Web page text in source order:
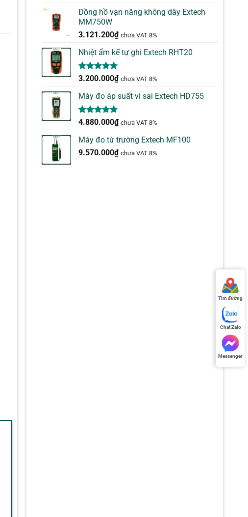
Đồng hồ vạn năng không dây Extech
MM750W
3.121.200₫ chưa VAT 8%
Nhiệt ẩm kế tự ghi Extech RHT20
5.00trên 5
2
đánh giá
3.200.000₫ chưa VAT 8%
Máy đo áp suất vi sai Extech HD755
5.00trên 5
1
đánh giá
4.880.000₫ chưa VAT 8%
Máy đo từ trường Extech MF100
9.570.000₫ chưa VAT 8%
Tìm đường
Chat Zalo
Messenger